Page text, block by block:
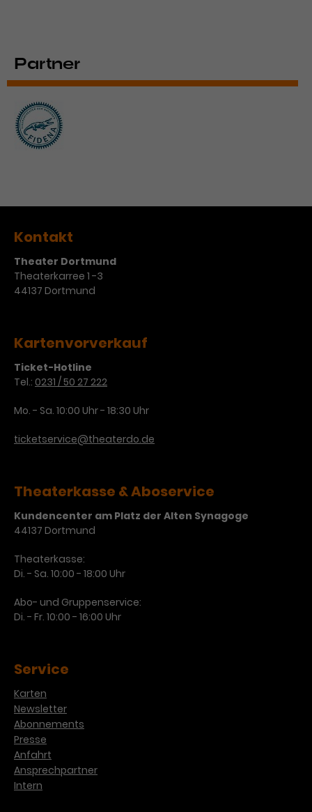
Anbieter Google / DoubleClick
Laufzeit
verschiedene Websites hinweg.
Partner
Kontakt
Theater Dortmund
Theaterkarree 1 -3
44137 Dortmund
Kartenvorverkauf
Ticket-Hotline
Tel.: 0231 / 50 27 222
Mo. - Sa. 10:00 Uhr - 18:30 Uhr
ticketservice@theaterdo.de
Theaterkasse & Aboservice
Kundencenter am Platz der Alten Synagoge
44137 Dortmund
Theaterkasse:
Di. - Sa. 10:00 - 18:00 Uhr
Abo- und Gruppenservice:
Di. - Fr. 10:00 - 16:00 Uhr
Service
Karten
Newsletter
Abonnements
Presse
Anfahrt
Ansprechpartner
Intern